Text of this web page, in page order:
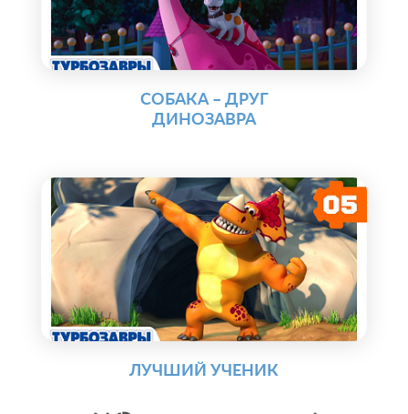
СОБАКА – ДРУГ
ДИНОЗАВРА
ЛУЧШИЙ УЧЕНИК